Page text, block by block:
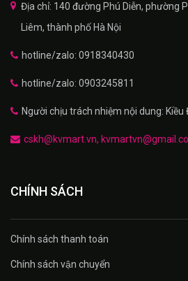
Địa chỉ: 140 đường Phú Diễn, phường
Liêm, thành phố Hà Nội
hotline/zalo: 0918340430
hotline/zalo: 0903245811
Người chịu trách nhiệm nội dung: Kiều
cskh@kvmart.vn,
CHÍNH SÁCH
Chính sách thanh toán
Chính sách vận chuyển